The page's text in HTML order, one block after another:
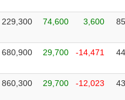
229,300 74,600 3,600
680,900 29,700 -14,471
860,300 29,700 -12,023